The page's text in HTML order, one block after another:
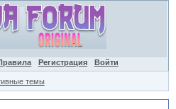
Регистрация Войти
темы